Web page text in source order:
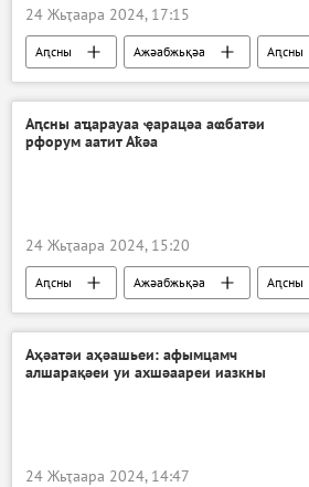
24 Жьҭаара 2024, 17:15
Аԥсны Ажәабжьқәа
Аԥсны
Аспорт
Аԥсны аҵарауаа ҿарацәа аҩбатәи
рфорум аатит Аҟәа
24 Жьҭаара 2024, 15:20
Аԥсны Ажәабжьқәа Аԥсны
Аҳәатәи аҳәашьеи: афымцамч
алшарақәеи уи ахшәаареи иазкны
24 Жьҭаара 2024, 14:47